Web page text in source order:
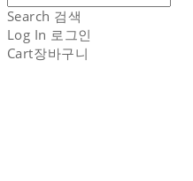
Search 검색
Log In 로그인
Cart장바구니